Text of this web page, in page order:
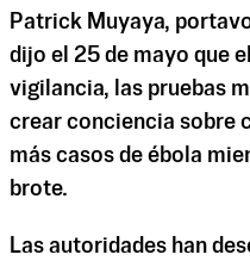
Patrick Muyaya,
dijo el 25 de mayo que
vigilancia, las pruebas
crear conciencia sobre
más casos de ébola
brote.
Las autoridades han